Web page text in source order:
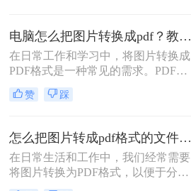
电脑怎么把图片转换成pdf？教你4种简单的方法！
在日常工作和学习中，将图片转换成
PDF格式是一种常见的需求。PDF格
式具有支持矢量图形、打印格式不走
样、兼容性高、体积小以及支持批注
格式。那么电脑怎么把图片转换成pdf
呢？本文将介绍四种常见的图片转
PDF的方法。
赞 踩
怎么把图片转成pdf格式的文件？尝试下面三种方法！
在日常生活和工作中，我们经常需要
将图片转换为PDF格式，以便于分
享、打印或归档。那么怎么把图片转